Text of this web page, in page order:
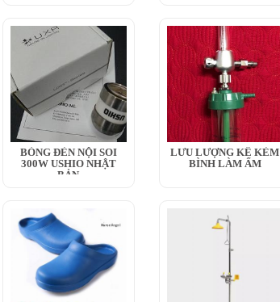
BÓNG ĐÈN NỘI SOI
300W USHIO NHẬT
BẢN
LƯU LƯỢNG KẾ KÈM
BÌNH LÀM ẨM